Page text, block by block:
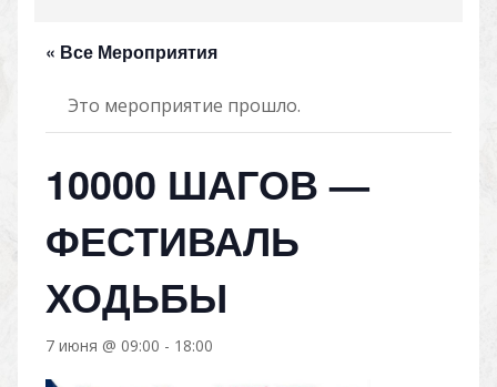
« Все Мероприятия
Это мероприятие прошло.
10000 ШАГОВ —
ФЕСТИВАЛЬ
ХОДЬБЫ
7 июня @ 09:00 - 18:00